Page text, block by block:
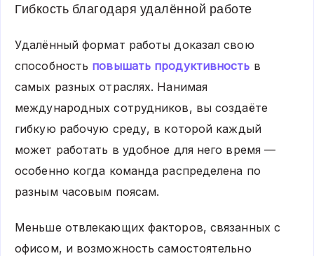
Гибкость благодаря удалённой работе
Удалённый формат работы доказал свою
способность повышать продуктивность в
самых разных отраслях. Нанимая
международных сотрудников, вы создаёте
гибкую рабочую среду, в которой каждый
может работать в удобное для него время —
особенно когда команда распределена по
разным часовым поясам.
Меньше отвлекающих факторов, связанных с
офисом, и возможность самостоятельно